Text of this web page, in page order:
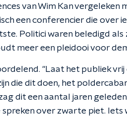
van Wim Kan vergeleken
een conferencier die over
Politici waren beledigd als
meer een pleidooi voor
"Laat het publiek
die dit doen, het
dit een aantal jaren
over zwarte piet. Iets